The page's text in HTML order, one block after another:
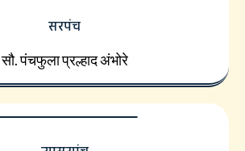
सरपंच
सौ. पंचफुला प्रल्हाद अंभोरे